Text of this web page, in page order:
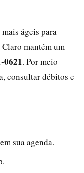
ágeis para
mantém um
0621. Por meio
consultar débitos e
sua agenda.